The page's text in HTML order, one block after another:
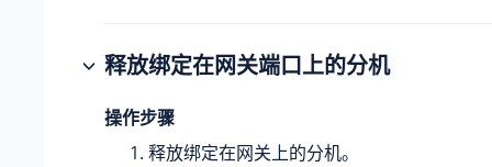
释放绑定在网关端口上的分机
操作步骤
释放绑定在网关上的分机。